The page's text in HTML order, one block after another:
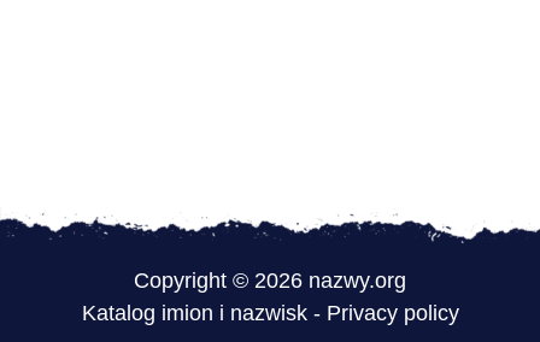
Copyright © 2026 nazwy.org
Katalog imion i nazwisk- Privacy policy